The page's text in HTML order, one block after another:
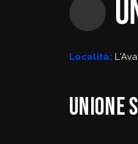
Località:
Unione